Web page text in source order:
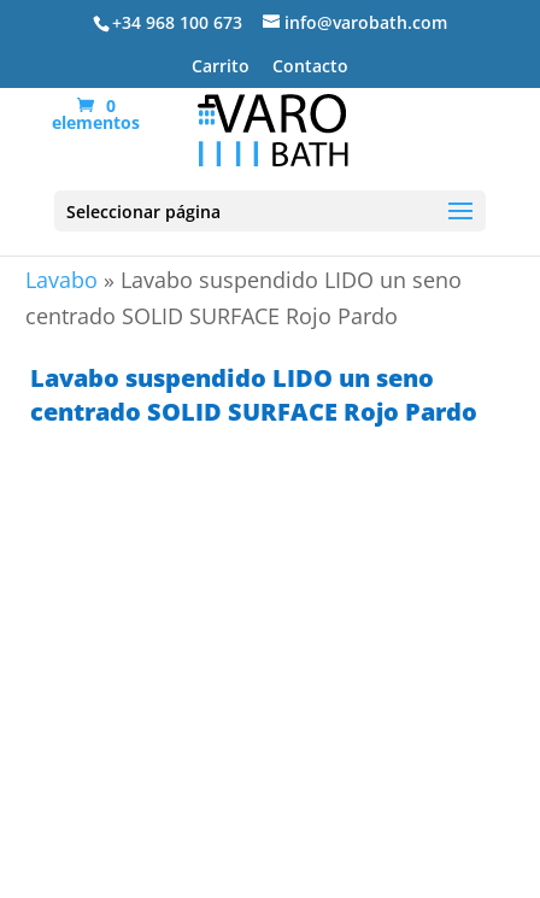
+34 968 100 673
info@varobath.com
Carrito
Contacto
0
elementos
Seleccionar página
Lavabo » Lavabo suspendido LIDO un seno
centrado SOLID SURFACE Rojo Pardo
Lavabo suspendido LIDO un seno
centrado SOLID SURFACE Rojo Pardo